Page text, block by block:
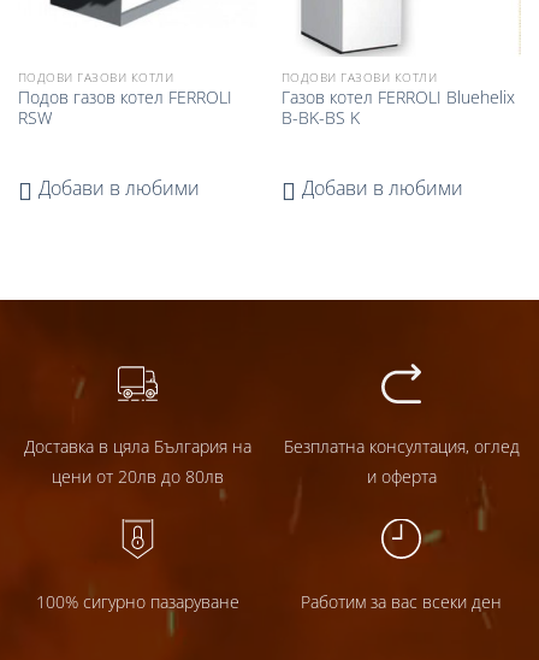
ПОДОВИ ГАЗОВИ КОТЛИ
Подов газов котел FERROLI
RSW
Добави в любими
ПОДОВИ ГАЗОВИ КОТЛИ
Газов котел FERROLI Bluehelix
B-BK-BS K
Добави в любими
Доставка в цяла България на
цени от 20лв до 80лв
Безплатна консултация, оглед
и оферта
100% сигурно пазаруване Работим за вас всеки ден